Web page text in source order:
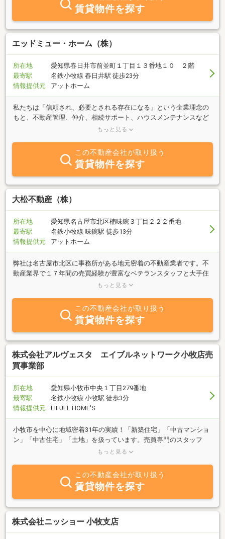
賃貸物件を探す
エッドミュー・ホーム（株）
所在地
愛知県春日井市前並町１丁目１３番地１０ ２階
最寄駅
名鉄小牧線 春日井駅 徒歩23分
情報提供元
アットホーム
私たちは「信頼され、必要とされる存在になる」という企業理念の
もと、不動産管理、仲介、相続サポート、ハウスメンテナンスなど
多岐にわたるサービスを通じて、お客様に「安心」と「価値」をお
りを持ち、責任感を胸に日々業務に取り組んでおります。一人ひと
りのお客様との出会いを「良縁」として大切にし、そのご縁を生涯
にわたり大切にしたいという思いで尽力しています。また、お客様
の立場に寄り添い、ニーズやご要望を的確に反映させた、信頼と安
心をご提供するサービスの実現に努めております。オーナー様には
資産価値の向上を支える最適なサポートを、入居者様には快適で安
のお客様に対して心から信頼いただける価値あるサービスをお届け
する信頼のパートナーとして寄り添うことをお約束します。
もっと見る
この不動産会社が取り扱う
賃貸物件を探す
大松不動産（株）
所在地
愛知県名古屋市北区楠味鋺３丁目２２２番地
最寄駅
名鉄小牧線 味鋺駅 徒歩13分
情報提供元
アットホーム
弊社は名古屋市北区に事務所がある地元密着の不動産業者です。不
動産業界で１７年間の売買経験が豊富なベテランスタッフと大手住
宅メーカーで２７年間家造りに携わってきた経験豊富なスタッフ
不動産売買に限らず、資金・解体・外構・リフォームなど幅広くみ
なさまのご要望・ご質問にお応えできるスタッフが在中しておりま
す。みなさまには親切・丁寧に応対させていただきますので、どう
ぞお気軽にご相談ください。
もっと見る
この不動産会社が取り扱う
賃貸物件を探す
株式会社アルヴェスタ エイブルネットワーク小牧店売
買事業部
所在地
愛知県小牧市中央１丁目279番地
最寄駅
名鉄小牧線 小牧駅 徒歩3分
情報提供元
LIFULL HOME'S
小牧市を中心に地域密着31年の実績！「新築住宅」「中古マンショ
ン」「中古住宅」「土地」を扱っています。売買専門のスタッフ
が、一人一人のお客様との対話を大切に、ご提案をさせていただき
もっと見る
この不動産会社が取り扱う
賃貸物件を探す
株式会社ニッショー 小牧支店